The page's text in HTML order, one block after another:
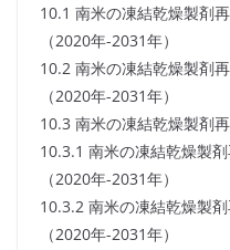
10.1 南米の凍結乾燥製剤
（2020年-2031年）
10.2 南米の凍結乾燥製剤
（2020年-2031年）
10.3 南米の凍結乾燥製剤
10.3.1 南米の凍結乾燥製
（2020年-2031年）
10.3.2 南米の凍結乾燥製
（2020年-2031年）